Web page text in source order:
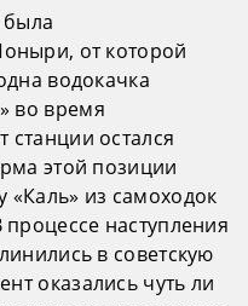
была
от которой
водокачка
во время
станции остался
этой позиции
из самоходок
наступления
в советскую
оказались чуть ли